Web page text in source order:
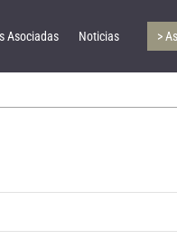
Asociadas Noticias >